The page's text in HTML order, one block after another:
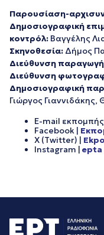
Παρουσίαση-
Δημοσιογραφική
κοντρόλ: Βαγγέλης
Σκηνοθεσία: Δήμος
Διεύθυνση
Διεύθυνση
Δημοσιογραφική
Γιώργος
E-mail
Facebook |
X (Twitter) |
Instagram | epta